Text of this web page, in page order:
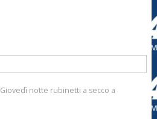
Giovedì notte rubinetti a secco a